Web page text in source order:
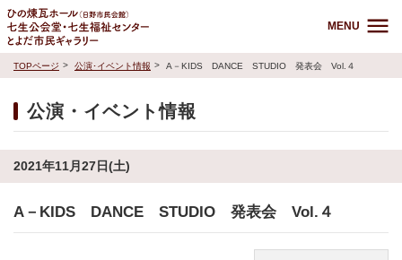
MENU
TOPページ 公演･イベント情報 A－KIDS DANCE STUDIO 発表会 Vol.４
公演・イベント情報
2021年11月27日(土)
A－KIDS DANCE STUDIO 発表会 Vol.４